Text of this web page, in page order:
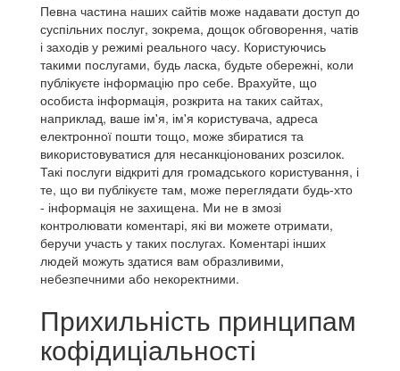
Певна частина наших сайтів може надавати доступ до
суспільних послуг, зокрема, дощок обговорення, чатів
і заходів у режимі реального часу. Користуючись
такими послугами, будь ласка, будьте обережні, коли
публікуєте інформацію про себе. Врахуйте, що
особиста інформація, розкрита на таких сайтах,
наприклад, ваше ім'я, ім'я користувача, адреса
електронної пошти тощо, може збиратися та
використовуватися для несанкціонованих розсилок.
Такі послуги відкриті для громадського користування, і
те, що ви публікуєте там, може переглядати будь-хто
- інформація не захищена. Ми не в змозі
контролювати коментарі, які ви можете отримати,
беручи участь у таких послугах. Коментарі інших
людей можуть здатися вам образливими,
небезпечними або некоректними.
Прихильність принципам
кофідиціальності